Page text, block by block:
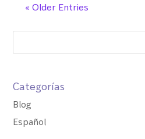
« Older Entries
Categorías
Blog
Español